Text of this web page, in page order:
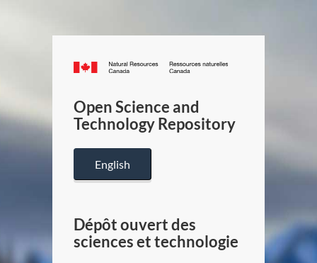
Canada.ca
/
Canada
Open Science and
Technology Repository
English
Dépôt ouvert des
sciences et technologie